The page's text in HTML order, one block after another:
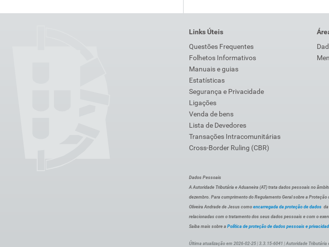
Links Úteis
Questões Frequentes
Folhetos Informativos
Manuais e guias
Estatísticas
Segurança e Privacidade
Ligações
Venda de bens
Lista de Devedores
Transações Intracomunitárias
Cross-Border Ruling (CBR)
Dados Pessoais
A Autoridade Tributária e Aduaneira (AT) trata dados pessoais no
dezembro. Para cumprimento do Regulamento Geral sobre a
Oliveira Andrade de Jesus como encarregada da proteção de dados
relacionadas com o tratamento dos seus dados pessoais e com o
Saiba mais sobre a Política de proteção de dados pessoais e
Última atualização em 2026-02-25 | 3.3.15-6041 | Autoridade Tributária